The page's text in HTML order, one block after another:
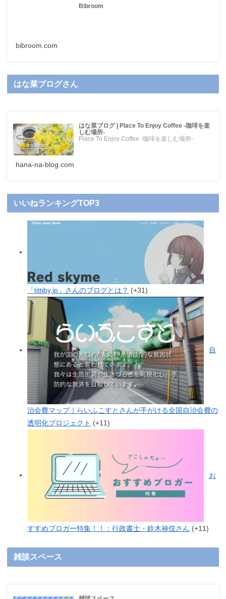
Bibroom
bibroom.com
はな菜ブログさん
はな菜ブログ | Place To Enjoy Coffee -珈琲を楽
しむ場所-
Place To Enjoy Coffee -珈琲を楽しむ場所-
hana-na-blog.com
いいねランキングTOP3
「tittiby.jp」さんのブログとは？ +31
自
治会費マップ｜らいふこすとさんが手がける全国自治会費の
透明化プロジェクト
+11
お
すすめブロガー特集！！：行政書士・鈴木禄伎さん +11
雑談スペース